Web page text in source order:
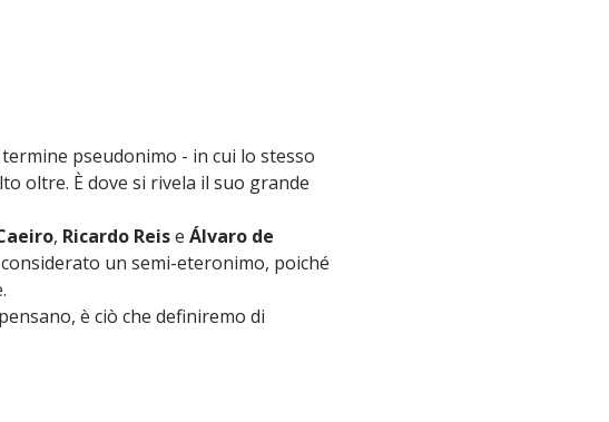
pseudonimo - in cui lo stesso
oltre. È dove si rivela il suo grande
, Ricardo Reise Álvaro de
considerato un semi-eteronimo, poiché
è ciò che definiremo di